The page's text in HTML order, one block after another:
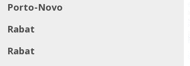
Porto-Novo
Rabat
Rabat